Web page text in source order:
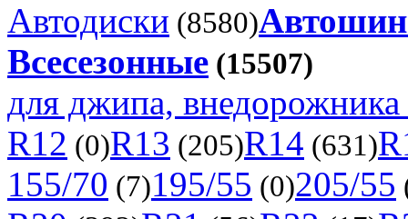
Автодиски (8580)
Всесезонные (15507)
для джипа,
R12 (0)R13 (205)R14 (631)
155/70 (7)195/55 (0)205/55